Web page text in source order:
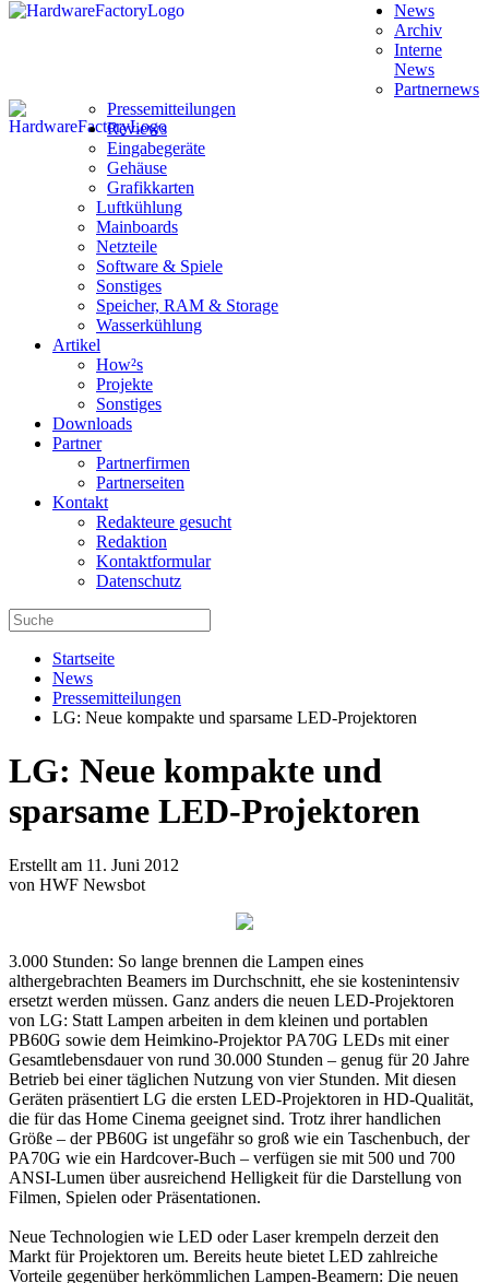
News
Archiv
Interne
News
Partnernews
Pressemitteilungen
Reviews
Eingabegeräte
Gehäuse
Grafikkarten
Luftkühlung
Mainboards
Netzteile
Software & Spiele
Sonstiges
Speicher, RAM & Storage
Wasserkühlung
Artikel
How²s
Projekte
Sonstiges
Downloads
Partner
Partnerfirmen
Partnerseiten
Kontakt
Redakteure gesucht
Redaktion
Kontaktformular
Datenschutz
Startseite
News
Pressemitteilungen
LG: Neue kompakte und sparsame LED-Projektoren
LG: Neue kompakte und
sparsame LED-Projektoren
Erstellt am 11. Juni 2012
von HWF Newsbot
3.000 Stunden: So lange brennen die Lampen eines
althergebrachten Beamers im Durchschnitt, ehe sie kostenintensiv
ersetzt werden müssen. Ganz anders die neuen LED-Projektoren
von LG: Statt Lampen arbeiten in dem kleinen und portablen
PB60G sowie dem Heimkino-Projektor PA70G LEDs mit einer
Gesamtlebensdauer von rund 30.000 Stunden – genug für 20 Jahre
Betrieb bei einer täglichen Nutzung von vier Stunden. Mit diesen
Geräten präsentiert LG die ersten LED-Projektoren in HD-Qualität,
die für das Home Cinema geeignet sind. Trotz ihrer handlichen
Größe – der PB60G ist ungefähr so groß wie ein Taschenbuch, der
PA70G wie ein Hardcover-Buch – verfügen sie mit 500 und 700
ANSI-Lumen über ausreichend Helligkeit für die Darstellung von
Filmen, Spielen oder Präsentationen.
Neue Technologien wie LED oder Laser krempeln derzeit den
Markt für Projektoren um. Bereits heute bietet LED zahlreiche
Vorteile gegenüber herkömmlichen Lampen-Beamern: Die neuen